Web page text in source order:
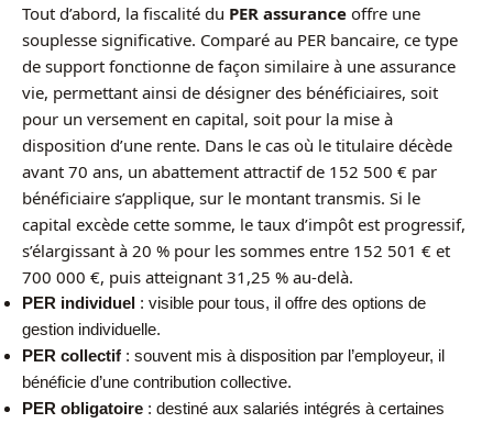
Tout d’abord, la fiscalité du PER assurance offre une
souplesse significative. Comparé au PER bancaire, ce type
de support fonctionne de façon similaire à une assurance
vie, permettant ainsi de désigner des bénéficiaires, soit
pour un versement en capital, soit pour la mise à
disposition d’une rente. Dans le cas où le titulaire décède
avant 70 ans, un abattement attractif de 152 500 € par
bénéficiaire s’applique, sur le montant transmis. Si le
capital excède cette somme, le taux d’impôt est progressif,
s’élargissant à 20 % pour les sommes entre 152 501 € et
700 000 €, puis atteignant 31,25 % au-delà.
PER individuel : visible pour tous, il offre des options de
gestion individuelle.
PER collectif : souvent mis à disposition par l’employeur, il
bénéficie d’une contribution collective.
PER obligatoire : destiné aux salariés intégrés à certaines